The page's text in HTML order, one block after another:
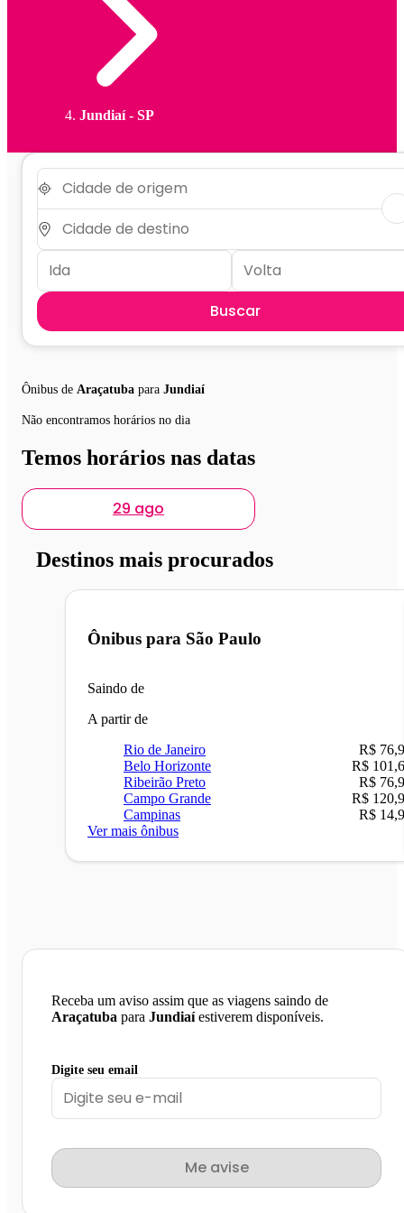
Jundiaí - SP
Buscar
Ônibus de Araçatuba para Jundiaí
Não encontramos horários no dia
Temos horários nas datas
29 ago
Destinos mais procurados
Ônibus para São Paulo
Saindo de
A partir de
Rio de Janeiro
R$
Belo Horizonte
R$
Ribeirão Preto
R$
Campo Grande
R$
Campinas
R$
Ver mais ônibus
Receba um aviso assim que as viagens saindo de
Araçatuba para Jundiaíestiverem disponíveis.
Digite seu email
Me avise